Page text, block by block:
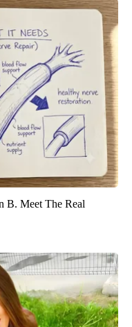
B. Meet The Real